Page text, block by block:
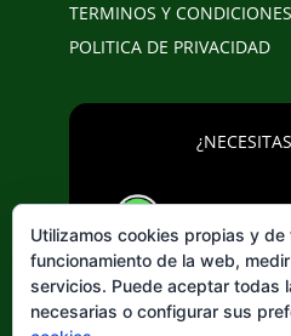
TERMINOS Y CONDICIONES
POLITICA DE PRIVACIDAD
Utilizamos cookies propias y
funcionamiento de la web,
servicios. Puede aceptar todas
necesarias o configurar sus